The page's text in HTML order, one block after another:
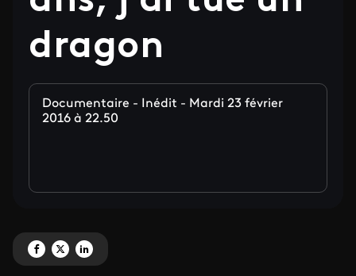
dragon
Documentaire - Inédit - Mardi 23 février
2016 à 22.50
Partagez 'Quand j'avais 6 ans, j'ai tué un dragon' sur Facebook
Partagez 'Quand j'avais 6 ans, j'ai tué un dragon' sur X
Partagez 'Quand j'avais 6 ans, j'ai tué un dragon' sur LinkedIn